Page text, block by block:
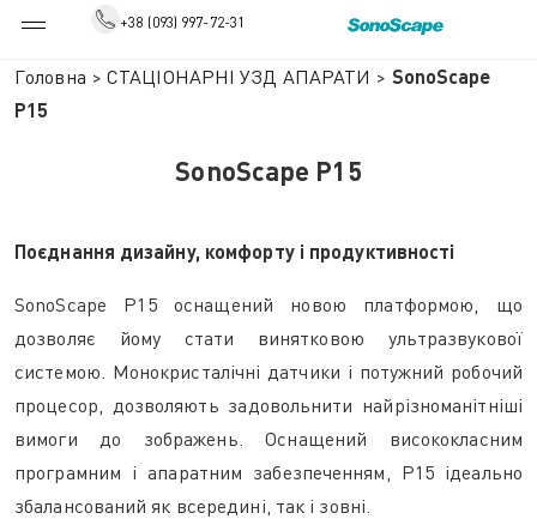
+38 (093) 997-72-31
Головна >СТАЦІОНАРНІ УЗД АПАРАТИ > SonoScape
P15
SonoScape P15
Поєднання дизайну, комфорту і продуктивності
SonoScape P15 оснащений новою платформою, що
дозволяє йому стати винятковою ультразвукової
системою. Монокристалічні датчики і потужний робочий
процесор, дозволяють задовольнити найрізноманітніші
вимоги до зображень. Оснащений висококласним
програмним і апаратним забезпеченням, P15 ідеально
збалансований як всередині, так і зовні.